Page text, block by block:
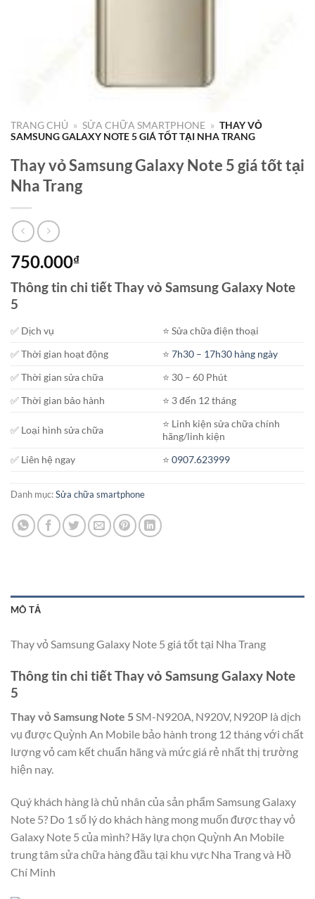
TRANG CHỦ » SỬA CHỮA SMARTPHONE » THAY VỎ
SAMSUNG GALAXY NOTE 5 GIÁ TỐT TẠI NHA TRANG
Thay vỏ Samsung Galaxy Note 5 giá tốt tại
Nha Trang
750.000₫
Thông tin chi tiết Thay vỏ Samsung Galaxy Note
5
✅ Dịch vụ
⭐️ Sửa chữa điện thoại
✅ Thời gian hoạt động
⭐️7h30 – 17h30 hàng ngày
✅ Thời gian sửa chữa
⭐️ 30 – 60 Phút
✅ Thời gian bảo hành
⭐️ 3 đến 12 tháng
✅ Loại hình sửa chữa
⭐️ Linh kiện sửa chữa chính
hãng/linh kiện
✅ Liên hệ ngay
⭐️0907.623999
Danh mục:Sửa chữa smartphone
MÔ TẢ
Thay vỏ Samsung Galaxy Note 5 giá tốt tại Nha Trang
Thông tin chi tiết Thay vỏ Samsung Galaxy Note
5
Thay vỏ Samsung Note 5SM-N920A, N920V, N920P là dịch
vụ được Quỳnh An Mobile bảo hành trong 12 tháng với chất
lượng vỏ cam kết chuẩn hãng và mức giá rẻ nhất thị trường
hiện nay.
Quý khách hàng là chủ nhân của sản phẩm Samsung Galaxy
Note 5? Do 1 số lý do khách hàng mong muốn được thay vỏ
Galaxy Note 5 của mình? Hãy lựa chọn Quỳnh An Mobile
trung tâm sửa chữa hàng đầu tại khu vực Nha Trang và Hồ
Chí Minh